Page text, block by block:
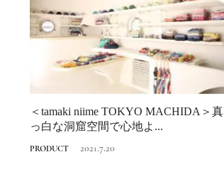
＜tamaki niime TOKYO MACHIDA＞真
っ白な洞窟空間で心地よ...
PRODUCT 2021.7.20